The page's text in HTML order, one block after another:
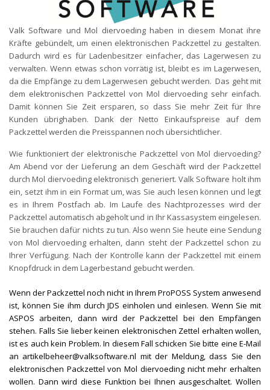
Valk Software und Mol diervoeding haben in diesem Monat ihre
Kräfte gebündelt, um einen elektronischen Packzettel zu gestalten.
Dadurch wird es für Ladenbesitzer einfacher, das Lagerwesen zu
verwalten. Wenn etwas schon vorrätig ist, bleibt es im Lagerwesen,
da die Empfänge zu dem Lagerwesen gebucht werden. Das geht mit
dem elektronischen Packzettel von Mol diervoeding sehr einfach.
Damit können Sie Zeit ersparen, so dass Sie mehr Zeit für Ihre
Kunden übrighaben. Dank der Netto Einkaufspreise auf dem
Packzettel werden die Preisspannen noch übersichtlicher.
Wie funktioniert der elektronische Packzettel von Mol diervoeding?
Am Abend vor der Lieferung an dem Geschäft wird der Packzettel
durch Mol diervoeding elektronisch generiert. Valk Software holt ihm
ein, setzt ihm in ein Format um, was Sie auch lesen können und legt
es in Ihrem Postfach ab. Im Laufe des Nachtprozesses wird der
Packzettel automatisch abgeholt und in Ihr Kassasystem eingelesen.
Sie brauchen dafür nichts zu tun. Also wenn Sie heute eine Sendung
von Mol diervoeding erhalten, dann steht der Packzettel schon zu
Ihrer Verfügung. Nach der Kontrolle kann der Packzettel mit einem
Knopfdruck in dem Lagerbestand gebucht werden.
Wenn der Packzettel noch nicht in Ihrem ProPOSS System anwesend
ist, können Sie ihm durch JDS einholen und einlesen. Wenn Sie mit
ASPOS arbeiten, dann wird der Packzettel bei den Empfängen
stehen. Falls Sie lieber keinen elektronischen Zettel erhalten wollen,
ist es auch kein Problem. In diesem Fall schicken Sie bitte eine E-Mail
an artikelbeheer@valksoftware.nl mit der Meldung, dass Sie den
elektronischen Packzettel von Mol diervoeding nicht mehr erhalten
wollen. Dann wird diese Funktion bei Ihnen ausgeschaltet. Wollen